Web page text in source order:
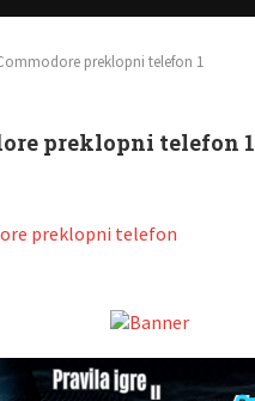
preklopni telefon 1
preklopni telefon 1